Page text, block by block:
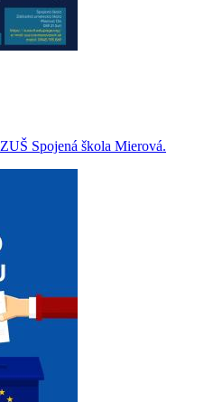
Spojená škola Mierová.